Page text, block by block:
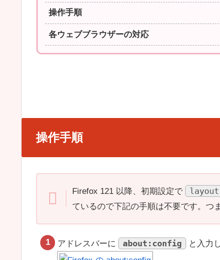
操作手順
各ウェブブラウザーの対応
操作手順
Firefox 121 以降、初期設定で
ているので下記の手順は不要です。つ
アドレスバーに about:config と入力